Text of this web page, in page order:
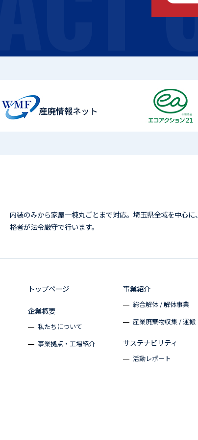
内装のみから家屋一棟丸ごとまで対応。埼玉県全域を中心
格者が法令厳守で行います。
トップページ
企業概要
私たちについて
事業拠点・工場紹介
事業紹介
総合解体 / 解体事業
産業廃棄物収集 / 運搬
サステナビリティ
活動レポート